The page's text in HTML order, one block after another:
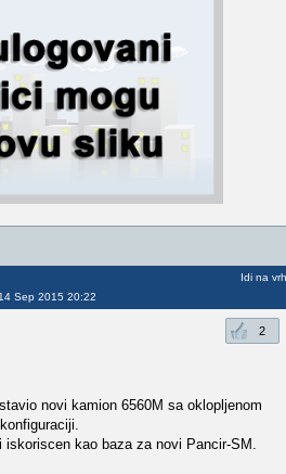
Sep 2015 20:22
Idi na vrh
2
novi kamion 6560M sa oklopljenom
iskoriscen kao baza za novi Pancir-SM.